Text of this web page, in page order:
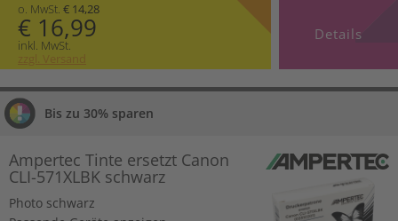
o. MwSt. € 14,28
€ 16,99
inkl. MwSt.
zzgl. Versand
Details
Bis zu 30% sparen
Ampertec Tinte ersetzt Canon
CLI-571XLBK schwarz
Photo schwarz